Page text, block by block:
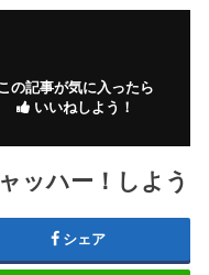
の記事が気に入ったら
いいねしよう！
ッハー！しよう
シェア